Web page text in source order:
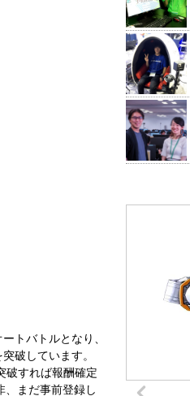
トバトルとなり、
破しています。
破すれば報酬確定
まだ事前登録し